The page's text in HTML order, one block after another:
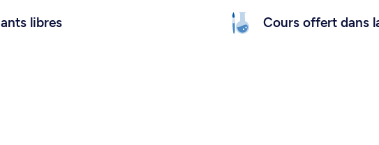
libres Cours offert dans